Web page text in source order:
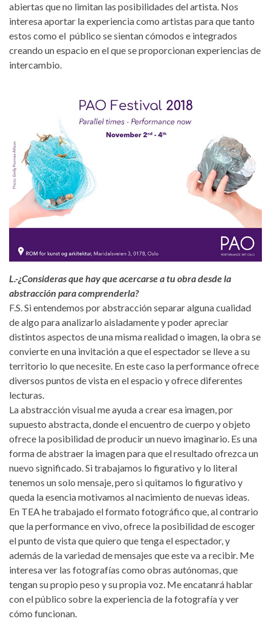
abiertas que no limitan las posibilidades del artista. Nos
interesa aportar la experiencia como artistas para que tanto
estos como el público se sientan cómodos e integrados
creando un espacio en el que se proporcionan experiencias de
intercambio.
pao-oslo.jpg
L.-¿Consideras que hay que acercarse a tu obra desde la
abstracción para comprenderla?
F.S. Si entendemos por abstracción separar alguna cualidad
de algo para analizarlo aisladamente y poder apreciar
distintos aspectos de una misma realidad o imagen, la obra se
convierte en una invitación a que el espectador se lleve a su
territorio lo que necesite. En este caso la performance ofrece
diversos puntos de vista en el espacio y ofrece diferentes
lecturas.
La abstracción visual me ayuda a crear esa imagen, por
supuesto abstracta, donde el encuentro de cuerpo y objeto
ofrece la posibilidad de producir un nuevo imaginario. Es una
forma de abstraer la imagen para que el resultado ofrezca un
nuevo significado. Si trabajamos lo figurativo y lo literal
tenemos un solo mensaje, pero si quitamos lo figurativo y
queda la esencia motivamos al nacimiento de nuevas ideas.
En TEA he trabajado el formato fotográfico que, al contrario
que la performance en vivo, ofrece la posibilidad de escoger
el punto de vista que quiero que tenga el espectador, y
además de la variedad de mensajes que este va a recibir. Me
interesa ver las fotografías como obras autónomas, que
tengan su propio peso y su propia voz. Me encatanrá hablar
con el público sobre la experiencia de la fotografía y ver
cómo funcionan.